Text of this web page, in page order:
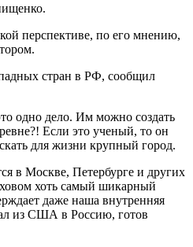
перспективе, по его мнению,
стран в РФ, сообщил
одно дело. Им можно создать
Если это ученый, то он
для жизни крупный город.
в Москве, Петербурге и других
хоть самый шикарный
даже наша внутренняя
из США в Россию, готов